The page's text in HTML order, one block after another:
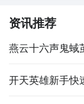
资讯推荐
燕云十六声鬼蜮
开天英雄新手快